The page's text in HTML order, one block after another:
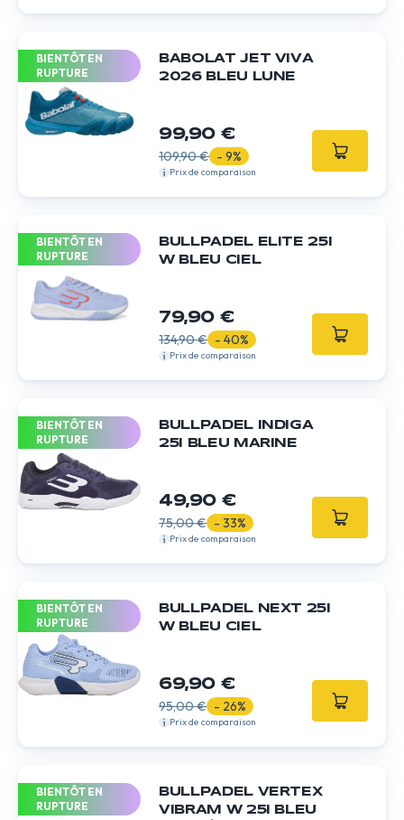
BIENTÔT EN
RUPTURE
BABOLAT JET VIVA
2026 BLEU LUNE
99,90 €
109,90 € - 9%
Prix de comparaison
BIENTÔT EN
RUPTURE
BULLPADEL ELITE 25I
W BLEU CIEL
79,90 €
134,90 € - 40%
Prix de comparaison
BIENTÔT EN
RUPTURE
BULLPADEL INDIGA
25I BLEU MARINE
49,90 €
75,00 € - 33%
Prix de comparaison
BIENTÔT EN
RUPTURE
BULLPADEL NEXT 25I
W BLEU CIEL
69,90 €
95,00 € - 26%
Prix de comparaison
BIENTÔT EN
RUPTURE
BULLPADEL VERTEX
VIBRAM W 25I BLEU